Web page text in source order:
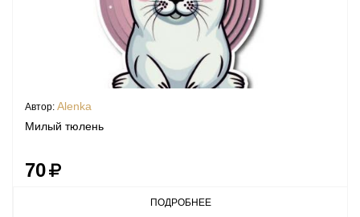
Автор: Alenka
Милый тюлень
70
ПОДРОБНЕЕ